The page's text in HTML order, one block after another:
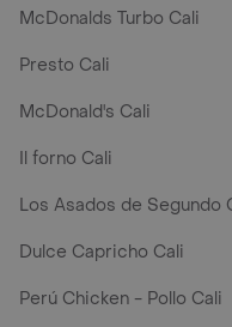
McDonalds Turbo Cali
Presto Cali
McDonald's Cali
Il forno Cali
Los Asados de Segundo
Dulce Capricho Cali
Perú Chicken - Pollo Cali